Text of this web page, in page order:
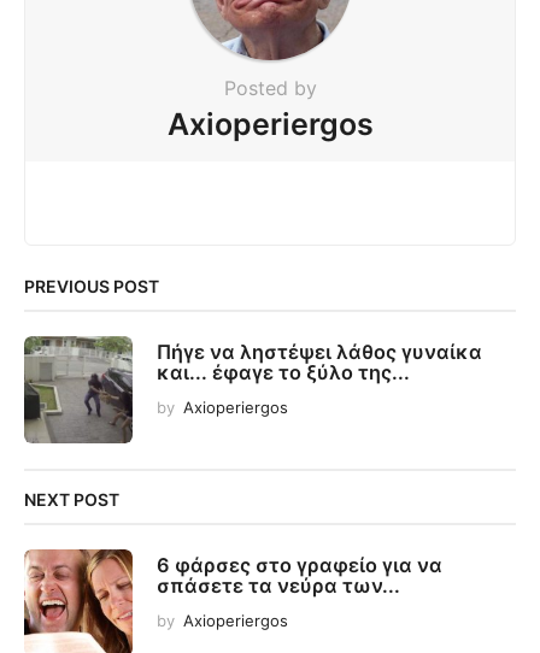
Posted by
Axioperiergos
PREVIOUS POST
Πήγε να ληστέψει λάθος γυναίκα
και... έφαγε το ξύλο της...
by Axioperiergos
NEXT POST
6 φάρσες στο γραφείο για να
σπάσετε τα νεύρα των...
by Axioperiergos